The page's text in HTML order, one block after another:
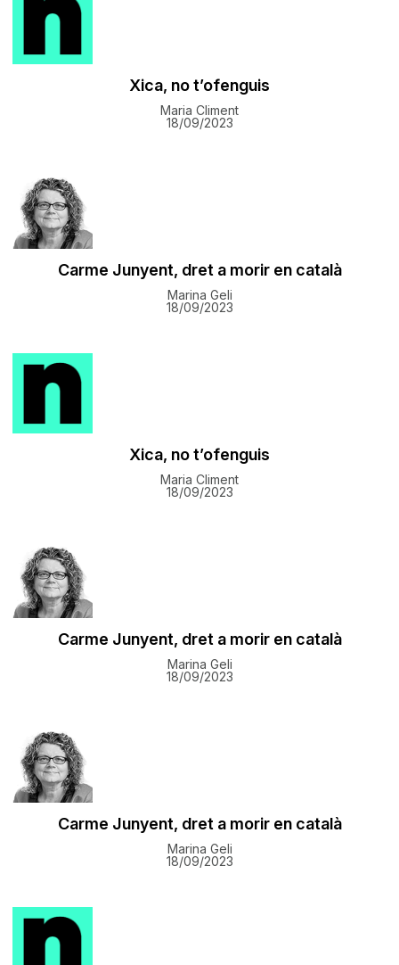
Xica, no t’ofenguis
Maria Climent
18/09/2023
Carme Junyent, dret a morir en català
Marina Geli
18/09/2023
Xica, no t’ofenguis
Maria Climent
18/09/2023
Carme Junyent, dret a morir en català
Marina Geli
18/09/2023
Carme Junyent, dret a morir en català
Marina Geli
18/09/2023